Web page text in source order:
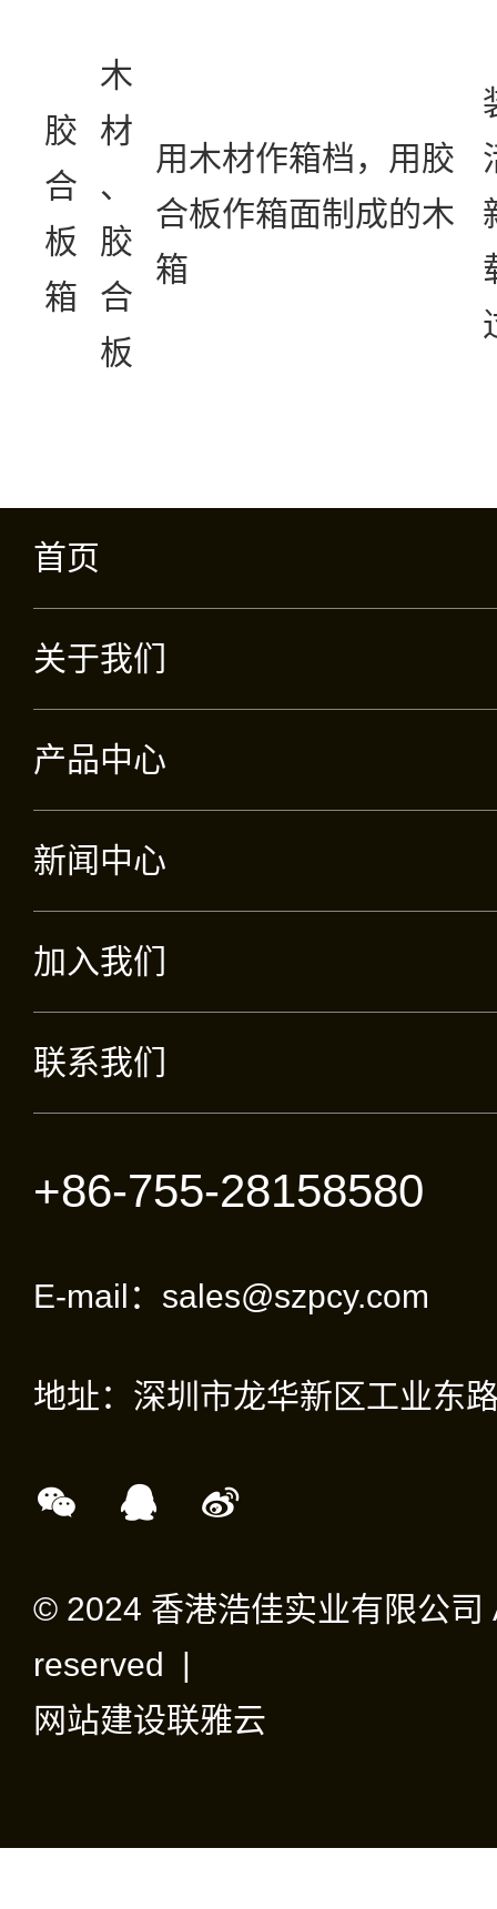
胶
合
板
箱
木
材
、
胶
合
板
用木材作箱档，用胶
合板作箱面制成的木
箱
首页
关于我们
产品中心
新闻中心
加入我们
联系我们
+86-755-28158580
E-mail：sales@szpcy.com
地址：深圳市龙华新区工业东
© 2024 香港浩佳实业有限公司
reserved |
网站建设联雅云